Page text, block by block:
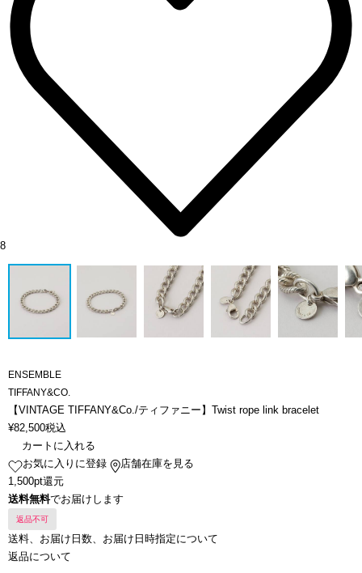
8
ENSEMBLE
TIFFANY&CO.
【VINTAGE TIFFANY&Co./ティファニー】Twist rope link bracelet
¥82,500税込
カートに入れる
お気に入りに登録
店舗在庫を見る
1,500pt還元
送料無料でお届けします
返品不可
送料、お届け日数、お届け日時指定について
返品について